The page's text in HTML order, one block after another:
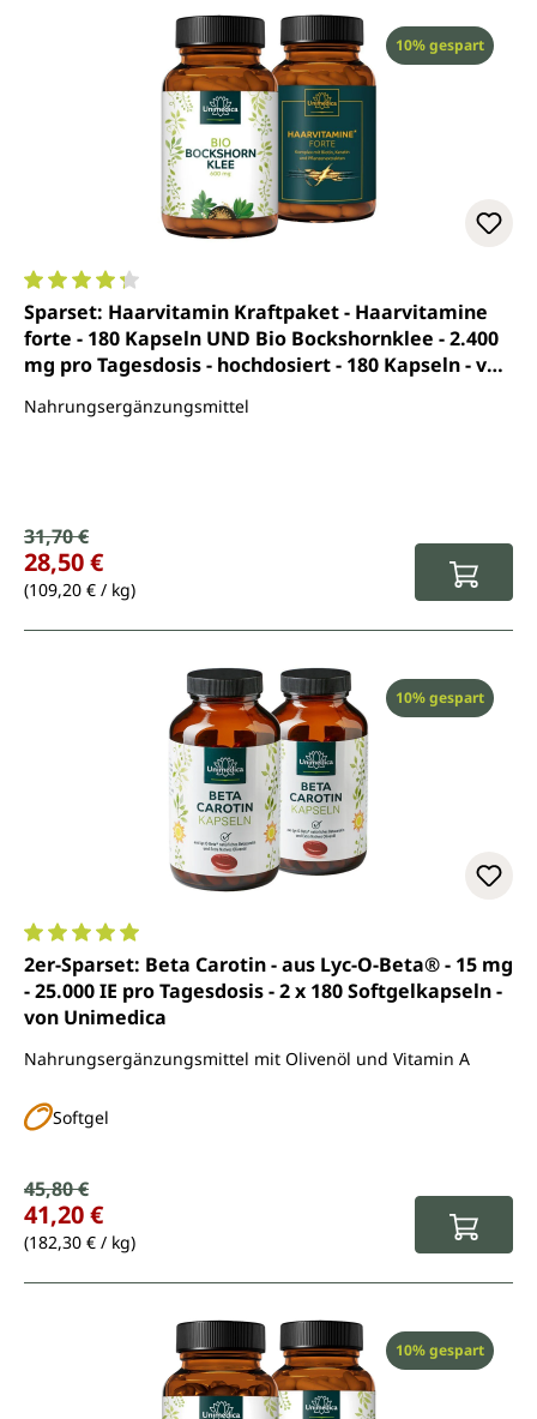
Rabatt
10% gespart
Durchschnittliche Bewertung von 4.3 von 5 Sternen
Sparset: Haarvitamin Kraftpaket - Haarvitamine
forte - 180 Kapseln UND Bio Bockshornklee - 2.400
mg pro Tagesdosis - hochdosiert - 180 Kapseln - von
Nahrungsergänzungsmittel
Verkaufspreis:
Regulärer Preis:
31,70 €
28,50 €
(109,20 € / kg)
Rabatt
10% gespart
Durchschnittliche Bewertung von 5 von 5 Sternen
2er-Sparset: Beta Carotin - aus Lyc-O-Beta® - 15 mg
- 25.000 IE pro Tagesdosis - 2 x 180 Softgelkapseln -
von Unimedica
Nahrungsergänzungsmittel mit Olivenöl und Vitamin A
Softgel
Verkaufspreis:
Regulärer Preis:
45,80 €
41,20 €
(182,30 € / kg)
Rabatt
10% gespart